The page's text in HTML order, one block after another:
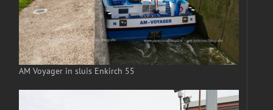
AM Voyager in sluis Enkirch 55